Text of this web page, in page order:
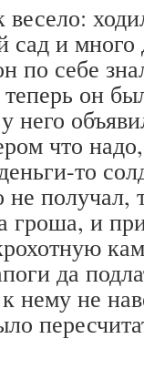
сад и много
по себе
он
него
что
то
не получал,
гроша, и
да
нему не